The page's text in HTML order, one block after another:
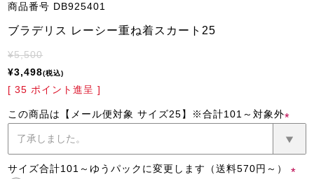
商品番号 DB925401
ブラデリス レーシー重ね着スカート25
¥5,500
¥3,498 税込
[ 35 ポイント進呈 ]
この商品は【メール便対象 サイズ25】※合計101～対象外
(必
須)
サイズ合計101～ゆうパックに変更します（送料570円～）